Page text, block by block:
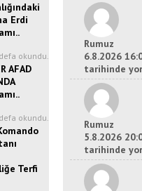
Erdi
okundu.
AFAD
okundu.
Terfi
Rumuz
6.8.2026
tarihinde
Rumuz
5.8.2026
tarihinde